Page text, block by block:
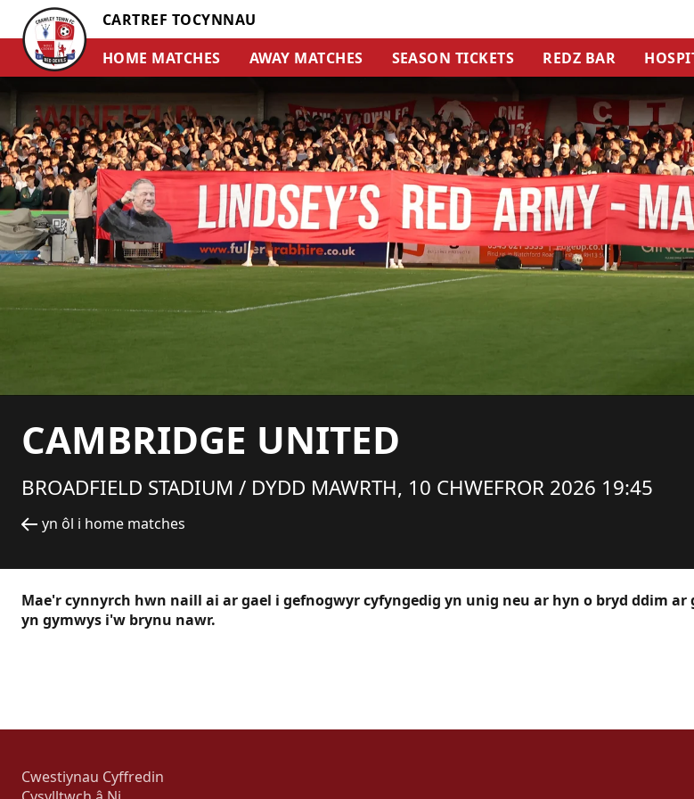
CARTREF TOCYNNAU
HOME MATCHES
AWAY MATCHES SEASON TICKETS REDZ BAR
CAMBRIDGE UNITED
BROADFIELD STADIUM / DYDD MAWRTH, 10 CHWEFROR 2026 19:45
yn ôl i home matches
Mae'r cynnyrch hwn naill ai ar gael i gefnogwyr cyfyngedig yn unig neu ar hyn o bryd ddim ar
yn gymwys i'w brynu nawr.
Cwestiynau Cyffredin